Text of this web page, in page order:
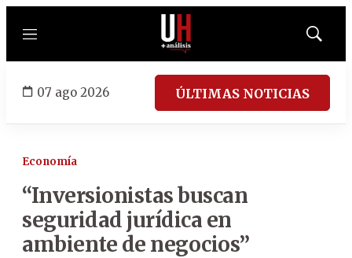
Menú
Mostrar
07 ago 2026 ÚLTIMAS NOTICIAS
Economía
“Inversionistas buscan
seguridad jurídica en
ambiente de negocios”